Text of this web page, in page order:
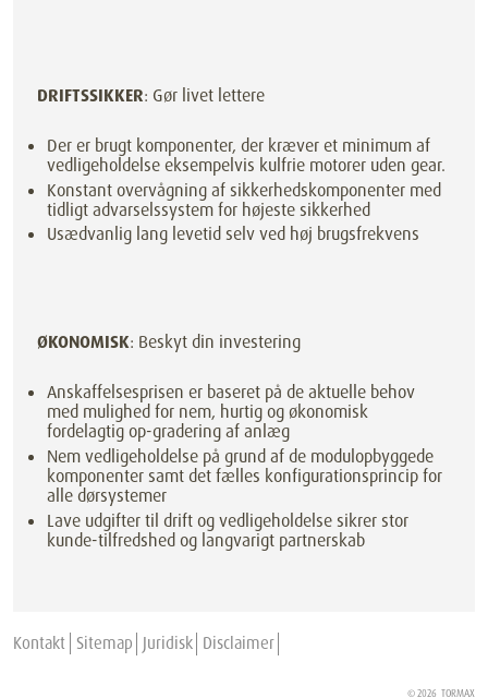
DRIFTSSIKKER: Gør livet lettere
Der er brugt komponenter, der kræver et minimum af
vedligeholdelse eksempelvis kulfrie motorer uden gear.
Konstant overvågning af sikkerhedskomponenter med
tidligt advarselssystem for højeste sikkerhed
Usædvanlig lang levetid selv ved høj brugsfrekvens
ØKONOMISK: Beskyt din investering
Anskaffelsesprisen er baseret på de aktuelle behov
med mulighed for nem, hurtig og økonomisk
fordelagtig op-gradering af anlæg
Nem vedligeholdelse på grund af de modulopbyggede
komponenter samt det fælles konfigurationsprincip for
alle dørsystemer
Lave udgifter til drift og vedligeholdelse sikrer stor
kunde-tilfredshed og langvarigt partnerskab
Kontakt Sitemap Juridisk Disclaimer
© 2026 TORMAX